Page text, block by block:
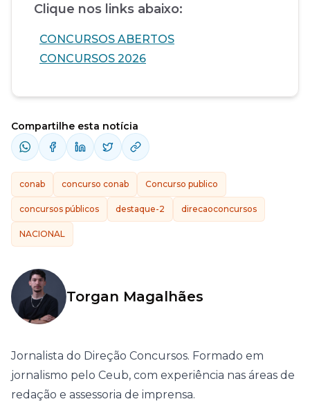
Clique nos links abaixo:
CONCURSOS ABERTOS
CONCURSOS 2026
Compartilhe esta notícia
conab concurso conab Concurso publico
concursos públicos destaque-2 direcaoconcursos
NACIONAL
Torgan Magalhães
Jornalista do Direção Concursos. Formado em
jornalismo pelo Ceub, com experiência nas áreas de
redação e assessoria de imprensa.